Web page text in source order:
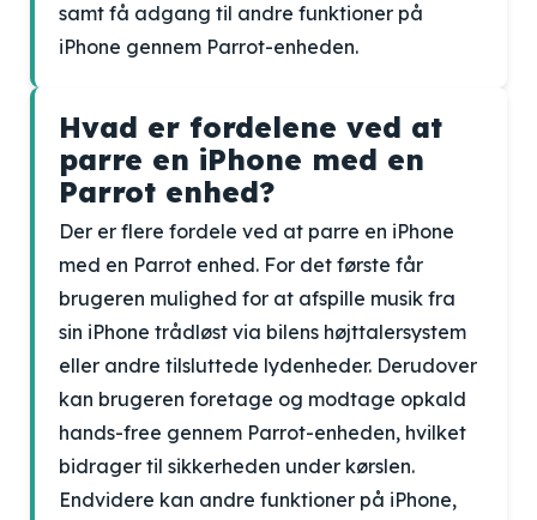
samt få adgang til andre funktioner på
iPhone gennem Parrot-enheden.
Hvad er fordelene ved at
parre en iPhone med en
Parrot enhed?
Der er flere fordele ved at parre en iPhone
med en Parrot enhed. For det første får
brugeren mulighed for at afspille musik fra
sin iPhone trådløst via bilens højttalersystem
eller andre tilsluttede lydenheder. Derudover
kan brugeren foretage og modtage opkald
hands-free gennem Parrot-enheden, hvilket
bidrager til sikkerheden under kørslen.
Endvidere kan andre funktioner på iPhone,